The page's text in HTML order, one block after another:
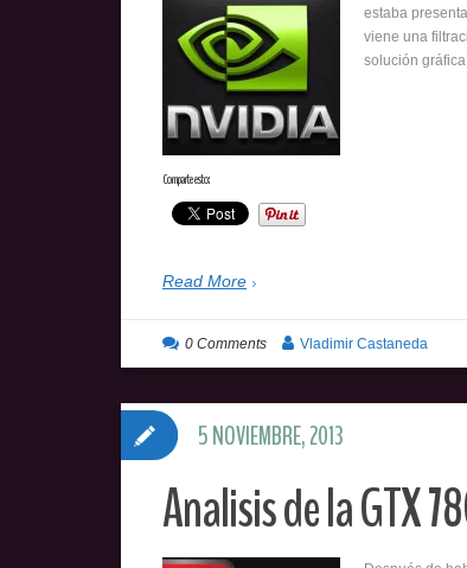
estaba
viene una
solución
Comparte esto:
Read More
0 Comments Vladimir Castaneda
Analisis de la GTX
5 NOVIEMBRE, 2013